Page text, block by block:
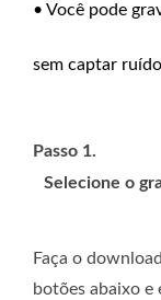
• Você pode
sem captar
Passo 1.
Selecione o
Faça o
botões abaixo